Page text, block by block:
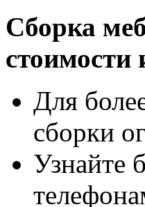
Сборка
стоимости
Для
сборки
Узнайте